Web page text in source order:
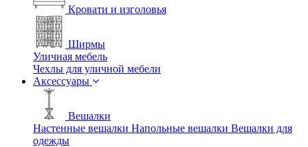
Кровати и изголовья
Ширмы
Уличная мебель
Чехлы для уличной мебели
Аксессуары
Вешалки
Настенные вешалки Напольные вешалки Вешалки для
одежды